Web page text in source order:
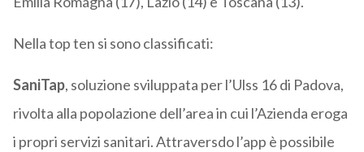
Nella top ten si sono classificati:
SaniTap, soluzione sviluppata per l’Ulss 16 di Padova,
rivolta alla popolazione dell’area in cui l’Azienda eroga
i propri servizi sanitari. Attraversdo l’app è possibile